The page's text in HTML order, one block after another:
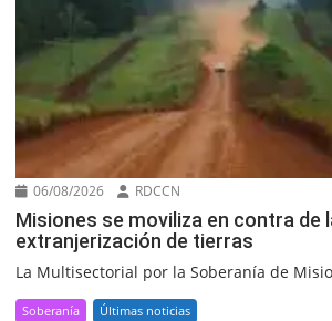
06/08/2026 RDCCN
Misiones se moviliza en contra de
extranjerización de tierras
La Multisectorial por la Soberanía de
Soberanía Últimas noticias